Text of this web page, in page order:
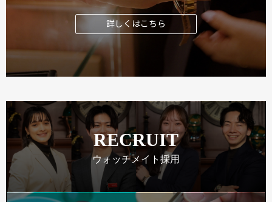
詳しくはこちら
RECRUIT
ウォッチメイト採用